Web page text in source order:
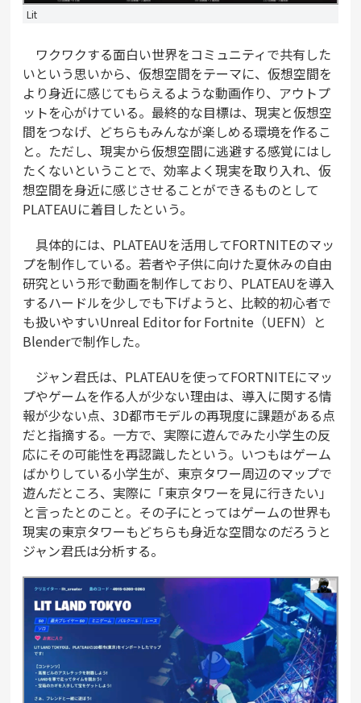
Lit
ワクワクする面白い世界をコミュニティで共有した
いという思いから、仮想空間をテーマに、仮想空間を
より身近に感じてもらえるような動画作り、アウトプ
ットを心がけている。最終的な目標は、現実と仮想空
間をつなげ、どちらもみんなが楽しめる環境を作るこ
と。ただし、現実から仮想空間に逃避する感覚にはし
たくないということで、効率よく現実を取り入れ、仮
想空間を身近に感じさせることができるものとして
PLATEAUに着目したという。
具体的には、PLATEAUを活用してFORTNITEのマッ
プを制作している。若者や子供に向けた夏休みの自由
研究という形で動画を制作しており、PLATEAUを導入
するハードルを少しでも下げようと、比較的初心者で
も扱いやすいUnreal Editor for Fortnite（UEFN）と
Blenderで制作した。
ジャン君氏は、PLATEAUを使ってFORTNITEにマッ
プやゲームを作る人が少ない理由は、導入に関する情
報が少ない点、3D都市モデルの再現度に課題がある点
だと指摘する。一方で、実際に遊んでみた小学生の反
応にその可能性を再認識したという。いつもはゲーム
ばかりしている小学生が、東京タワー周辺のマップで
遊んだところ、実際に「東京タワーを見に行きたい」
と言ったとのこと。その子にとってはゲームの世界も
現実の東京タワーもどちらも身近な空間なのだろうと
ジャン君氏は分析する。